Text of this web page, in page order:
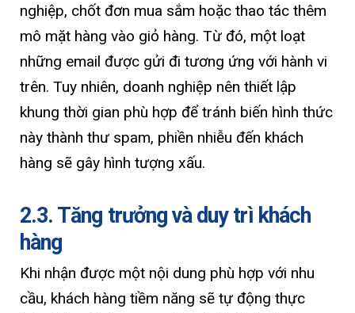
nghiệp, chốt đơn mua sắm hoặc thao tác thêm
mô mặt hàng vào giỏ hàng. Từ đó, một loạt
những email được gửi đi tương ứng với hành vi
trên. Tuy nhiên, doanh nghiệp nên thiết lập
khung thời gian phù hợp để tránh biến hình thức
này thành thư spam, phiền nhiễu đến khách
hàng sẽ gây hình tượng xấu.
2.3. Tăng trưởng và duy trì khách
hàng
Khi nhận được một nội dung phù hợp với nhu
cầu, khách hàng tiềm năng sẽ tự động thực